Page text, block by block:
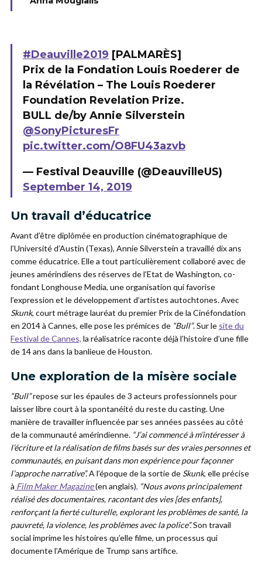
#Deauville2019 [PALMARÈS]
Prix de la Fondation Louis Roederer de
la Révélation – The Louis Roederer
Foundation Revelation Prize.
BULL de/by Annie Silverstein
@SonyPicturesFr
pic.twitter.com/O8FU43azvb
— Festival Deauville (@DeauvilleUS)
September 14, 2019
Un travail d’éducatrice
Avant d’être diplômée en production cinématographique de
l’Université d’Austin (Texas), Annie Silverstein a travaillé dix ans
comme éducatrice. Elle a tout particulièrement collaboré avec de
jeunes amérindiens des réserves de l’Etat de Washington, co-
fondant Longhouse Media, une organisation qui favorise
l’expression et le développement d’artistes autochtones. Avec
Skunk, court métrage lauréat du premier Prix de la Cinéfondation
en 2014 à Cannes, elle pose les prémices de “Bull”. Sur le site du
Festival de Cannes, la réalisatrice raconte déjà l’histoired’une fille
de 14 ans dans la banlieue de Houston.
Une exploration de la misère sociale
“Bull”repose sur les épaules de 3 acteurs professionnels pour
laisser libre court à la spontanéité du reste du casting. Une
manière de travailler influencée par ses années passées au côté
de la communauté amérindienne. “J’ai commencé à m’intéresser à
l’écriture et la réalisation de films basés sur des vraies personnes et
communautés, en puisant dans mon expérience pour façonner
l’approche narrative”.A l’époque de la sortie de Skunk, elle précise
à Film Maker Magazine(en anglais), “Nous avons principalement
réalisé des documentaires, racontant des vies [des enfants],
renforçant la fierté culturelle, explorant les problèmes de santé, la
pauvreté, la violence, les problèmes avec la police”.Son travail
social imprime les histoires qu’elle filme, un processus qui
documente l’Amérique de Trump sans artifice.